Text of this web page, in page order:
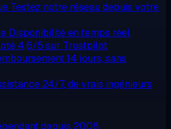
Testez notre réseau depuis votre
Disponibilité en temps réel
4,6/5 sur Trustpilot
14 jours, sans
24/7, de vrais ingénieurs
depuis 2008